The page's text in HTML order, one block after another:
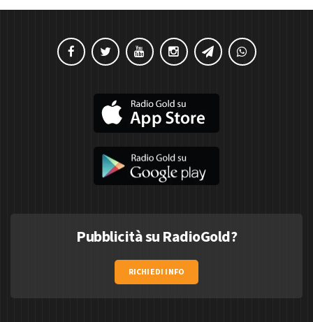
Pubblicità su RadioGold?
RICHIEDI INFO